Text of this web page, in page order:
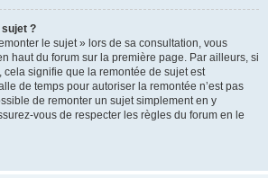
?
le sujet » lors de sa consultation, vous
haut du forum sur la première page. Par ailleurs, si
cela signifie que la remontée de sujet est
de temps pour autoriser la remontée n’est pas
de remonter un sujet simplement en y
vous de respecter les règles du forum en le